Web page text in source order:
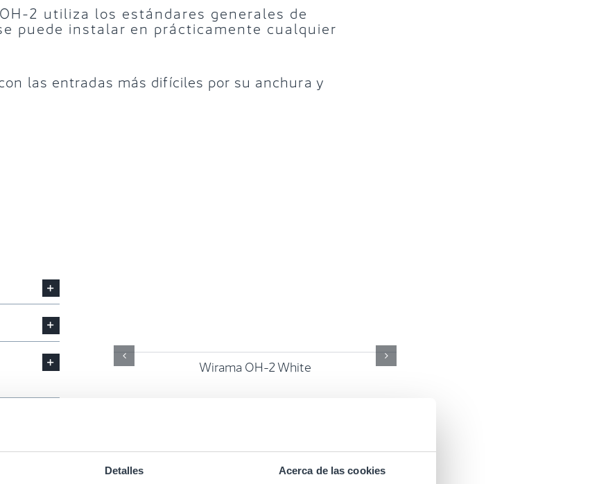
Detalles Acerca de las cookies
2 utiliza los estándares generales de
puede instalar en prácticamente cualquier
las entradas más difíciles por su anchura y
Wirama OH-2 White